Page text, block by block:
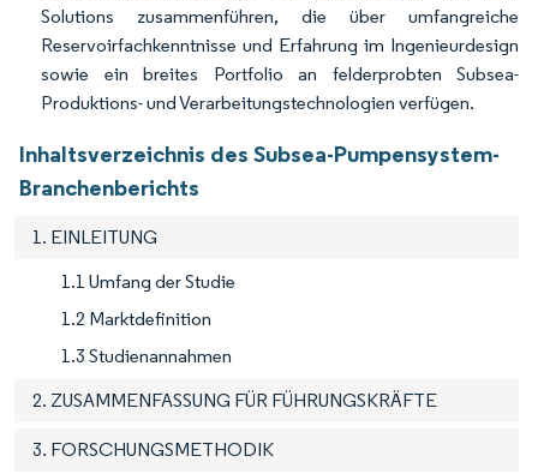
Solutions zusammenführen, die über umfangreiche
Reservoirfachkenntnisse und Erfahrung im Ingenieurdesign
sowie ein breites Portfolio an felderprobten Subsea-
Produktions- und Verarbeitungstechnologien verfügen.
Inhaltsverzeichnis des Subsea-Pumpensystem-
Branchenberichts
1. EINLEITUNG
1.1 Umfang der Studie
1.2 Marktdefinition
1.3 Studienannahmen
2. ZUSAMMENFASSUNG FÜR FÜHRUNGSKRÄFTE
3. FORSCHUNGSMETHODIK